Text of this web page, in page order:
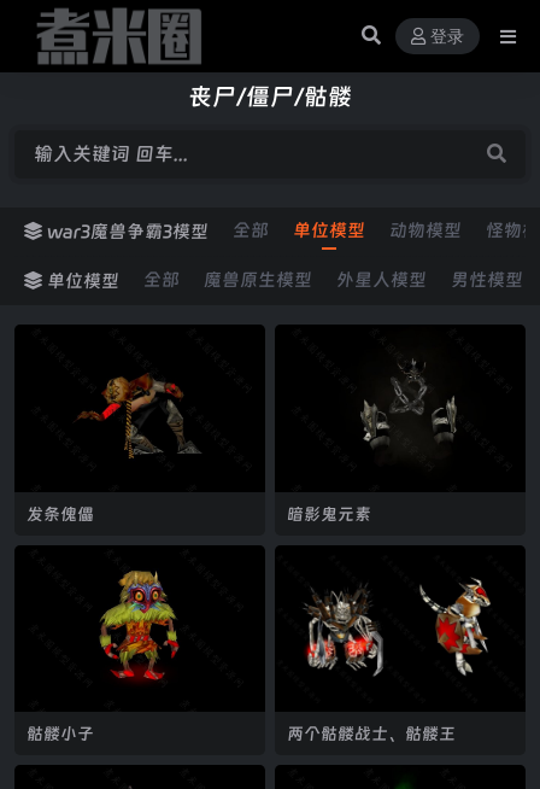
登录
丧尸/僵尸/骷髅
war3魔兽争霸3模型 全部 单位模型 动物模型 怪物
单位模型 全部 魔兽原生模型 外星人模型 男性模型
发条傀儡 暗影鬼元素
骷髅小子 两个骷髅战士、骷髅王